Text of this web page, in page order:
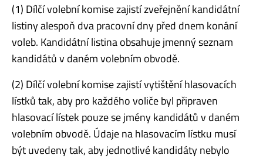
(1) Dílčí volební komise zajistí zveřejnění kandidátní
listiny alespoň dva pracovní dny před dnem konání
voleb. Kandidátní listina obsahuje jmenný seznam
kandidátů v daném volebním obvodě.
(2) Dílčí volební komise zajistí vytištění hlasovacích
lístků tak, aby pro každého voliče byl připraven
hlasovací lístek pouze se jmény kandidátů v daném
volebním obvodě. Údaje na hlasovacím lístku musí
být uvedeny tak, aby jednotlivé kandidáty nebylo